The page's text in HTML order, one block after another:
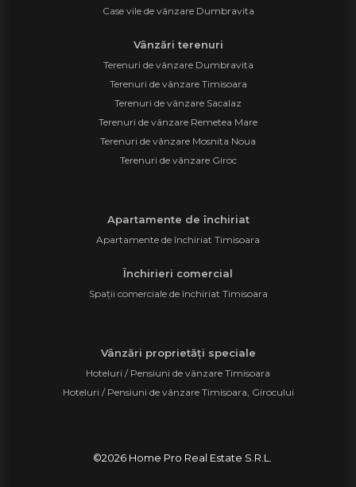
Case vile de vânzare Dumbravita
Vânzări terenuri
Terenuri de vânzare Dumbravita
Terenuri de vânzare Timisoara
Terenuri de vânzare Sacalaz
Terenuri de vânzare Remetea Mare
Terenuri de vânzare Mosnita Noua
Terenuri de vânzare Giroc
Apartamente de închiriat
Apartamente de închiriat Timisoara
Închirieri comercial
Spații comerciale de închiriat Timisoara
Vânzări proprietăți speciale
Hoteluri / Pensiuni de vânzare Timisoara
Hoteluri / Pensiuni de vânzare Timisoara, Girocului
©2026Home Pro Real Estate S.R.L.